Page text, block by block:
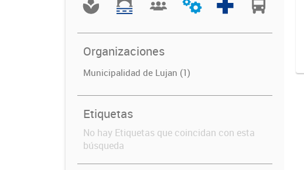
Organizaciones
Municipalidad de Lujan (1)
Etiquetas
No hay Etiquetas que coincidan con esta
búsqueda